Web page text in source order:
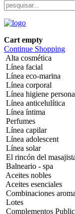
Cart empty
Continue Shopping
Alta cosmética
Línea facial
Línea eco-marina
Línea corporal
Línea higiene
Línea anticelulítica
Línea íntima
Perfumes
Línea capilar
Línea adolescent
Línea solar
El rincón del
Balneario - spa
Aceites nobles
Aceites esenciales
Combinaciones
Lotes
Complementos